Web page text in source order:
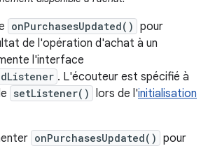
onPurchasesUpdated() pour
de l'opération d'achat à un
l'interface
. L'écouteur est spécifié à
setListener() lors de l'initialisation
onPurchasesUpdated() pour